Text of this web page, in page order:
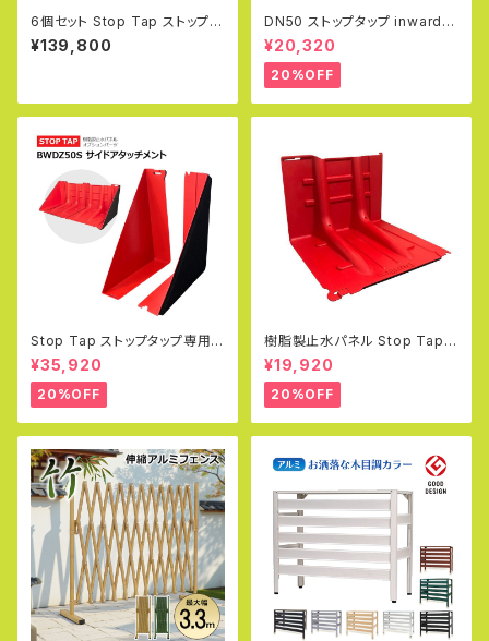
6個セット Stop Tap ストップタ
ップ 止水パネル 樹脂製 止水板
土のう 幅70.5×高さ52.8×奥
浸水対策 防護 防災 洪水 堰き
止め
¥139,800
DN50 ストップタップ inward
（内側）止水パネル 止水板 土の
う 浸水対策 水害対策 ゲリラ豪
雨 防災 玄関 洪水 大雨 台風 オ
プションパーツ
¥20,320
20%OFF
Stop Tap ストップタップ専用
サイドアタッチメント 左右1セット
次世代型緊急洪水防護システム
止水版 玄関 浸水防止 ゲリラ豪
雨 水害対策 止水板
¥35,920
20%OFF
樹脂製止水パネル Stop Tap
ストップタップ 小型軽量タイプ
幅70.5×高さ52.8×奥行68cm
止水板
¥19,920
20%OFF